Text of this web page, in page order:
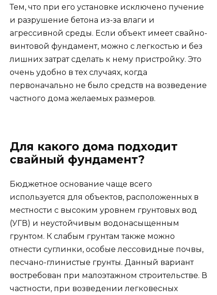
Тем, что при его установке исключено пучение
и разрушение бетона из-за влаги и
агрессивной среды. Если объект имеет свайно-
винтовой фундамент, можно с легкостью и без
лишних затрат сделать к нему пристройку. Это
очень удобно в тех случаях, когда
первоначально не было средств на возведение
частного дома желаемых размеров.
Для какого дома подходит
свайный фундамент?
Бюджетное основание чаще всего
используется для объектов, расположенных в
местности с высоким уровнем грунтовых вод
(УГВ) и неустойчивым водонасыщенным
грунтом. К слабым грунтам также можно
отнести суглинки, особые лессовидные почвы,
песчано-глинистые грунты. Данный вариант
востребован при малоэтажном строительстве. В
частности, при возведении легковесных